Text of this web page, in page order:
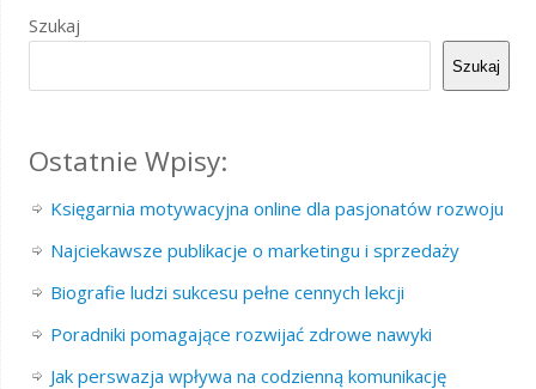
Szukaj
Szukaj
Ostatnie Wpisy:
Księgarnia motywacyjna online dla pasjonatów rozwoju
Najciekawsze publikacje o marketingu i sprzedaży
Biografie ludzi sukcesu pełne cennych lekcji
Poradniki pomagające rozwijać zdrowe nawyki
Jak perswazja wpływa na codzienną komunikację